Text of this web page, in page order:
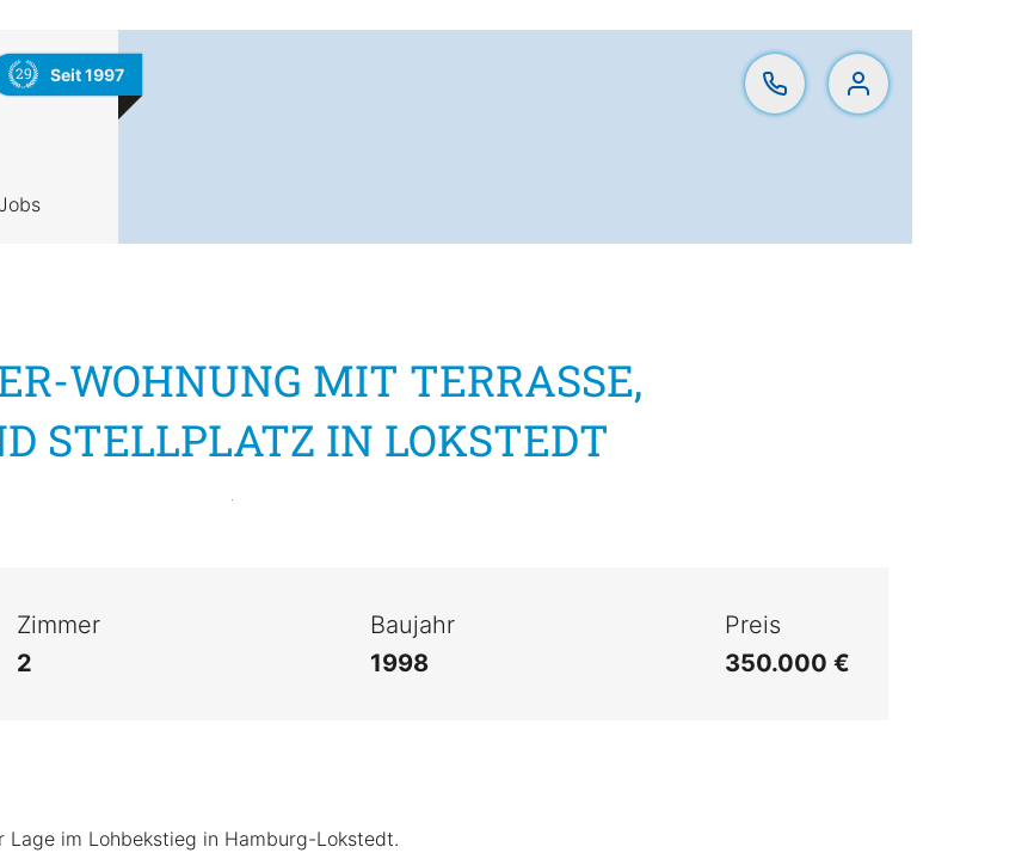
29 Seit 1997
WOHNUNG MIT TERRASSE,
STELLPLATZ IN LOKSTEDT
Zimmer
2
Baujahr
1998
Preis
350.000 €
Lage im Lohbekstieg in Hamburg-Lokstedt.